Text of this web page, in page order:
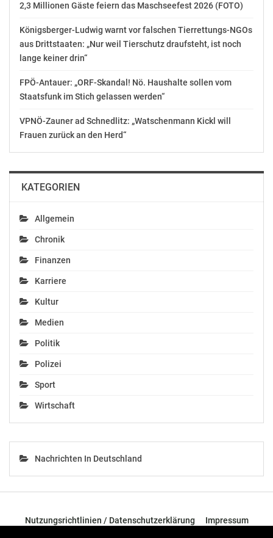
2,3 Millionen Gäste feiern das Maschseefest 2026 (FOTO)
Königsberger-Ludwig warnt vor falschen Tierrettungs-NGOs
aus Drittstaaten: „Nur weil Tierschutz draufsteht, ist noch
lange keiner drin“
FPÖ-Antauer: „ORF-Skandal! Nö. Haushalte sollen vom
Staatsfunk im Stich gelassen werden“
VPNÖ-Zauner ad Schnedlitz: „Watschenmann Kickl will
Frauen zurück an den Herd“
KATEGORIEN
Allgemein
Chronik
Finanzen
Karriere
Kultur
Medien
Politik
Polizei
Sport
Wirtschaft
Nachrichten In Deutschland
Nutzungsrichtlinien / Datenschutzerklärung Impressum